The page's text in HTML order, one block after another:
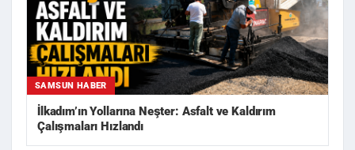
SAMSUN HABER
İlkadım’ın Yollarına Neşter: Asfalt ve Kaldırım
Çalışmaları Hızlandı